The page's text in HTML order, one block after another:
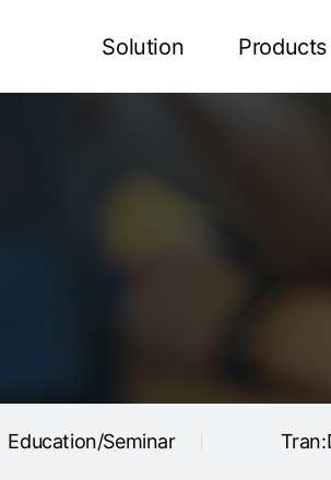
Solution Products
Education/Seminar